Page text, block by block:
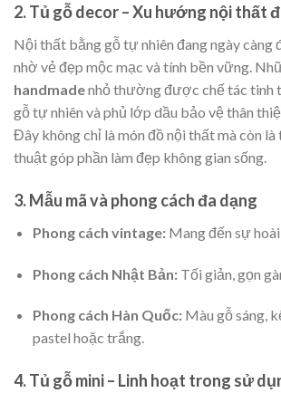
2. Tủ gỗ decor – Xu hướng nội thất
Nội thất bằng gỗ tự nhiên đang ngày càng
nhờ vẻ đẹp mộc mạc và tính bền vững.
handmadenhỏ thường được chế tác tinh
gỗ tự nhiên và phủ lớp dầu bảo vệ thân
Đây không chỉ là món đồ nội thất mà còn là
thuật góp phần làm đẹp không gian sống.
3. Mẫu mã và phong cách đa dạng
Phong cách vintage:Mang đến sự hoài
Phong cách Nhật Bản:Tối giản, gọn
Phong cách Hàn Quốc:Màu gỗ sáng,
pastel hoặc trắng.
4. Tủ gỗ mini – Linh hoạt trong sử